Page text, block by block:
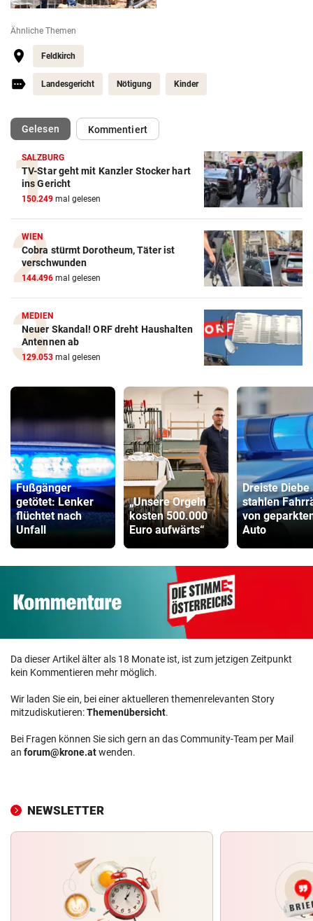
Ähnliche Themen
Feldkirch
Landesgericht Nötigung Kinder
Gelesen(ausgewählt)Kommentiert
SALZBURG
TV-Star geht mit Kanzler Stocker hart
ins Gericht
150.249 mal gelesen
WIEN
Cobra stürmt Dorotheum, Täter ist
verschwunden
144.496 mal gelesen
MEDIEN
Neuer Skandal! ORF dreht Haushalten
Antennen ab
129.053 mal gelesen
Fußgänger
getötet: Lenker
flüchtet nach
Unfall
„Unsere Orgeln
kosten 500.000
Euro aufwärts“
Dreiste Diebe
stahlen
von
Auto
Da dieser Artikel älter als 18 Monate ist, ist zum jetzigen Zeitpunkt
kein Kommentieren mehr möglich.
Wir laden Sie ein, bei einer aktuelleren themenrelevanten Story
mitzudiskutieren:Themenübersicht.
Bei Fragen können Sie sich gern an das Community-Team per Mail
an forum@krone.atwenden.
NEWSLETTER